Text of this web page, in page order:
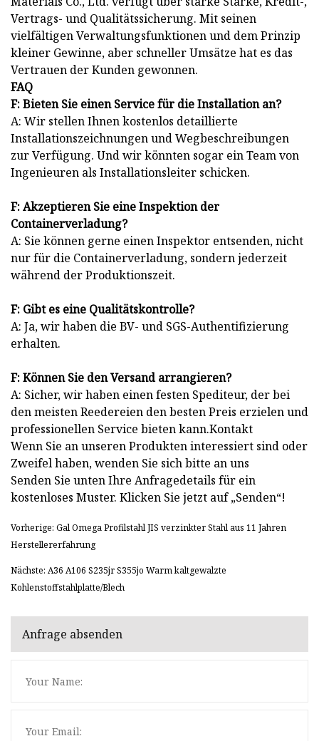
Vertrags- und Qualitätssicherung. Mit seinen
vielfältigen Verwaltungsfunktionen und dem Prinzip
kleiner Gewinne, aber schneller Umsätze hat es das
Vertrauen der Kunden gewonnen.
FAQ
F: Bieten Sie einen Service für die Installation an?
A: Wir stellen Ihnen kostenlos detaillierte
Installationszeichnungen und Wegbeschreibungen
zur Verfügung. Und wir könnten sogar ein Team von
Ingenieuren als Installationsleiter schicken.
F: Akzeptieren Sie eine Inspektion der
Containerverladung?
A: Sie können gerne einen Inspektor entsenden, nicht
nur für die Containerverladung, sondern jederzeit
während der Produktionszeit.
F: Gibt es eine Qualitätskontrolle?
A: Ja, wir haben die BV- und SGS-Authentifizierung
erhalten.
F: Können Sie den Versand arrangieren?
A: Sicher, wir haben einen festen Spediteur, der bei
den meisten Reedereien den besten Preis erzielen und
professionellen Service bieten kann.Kontakt
Wenn Sie an unseren Produkten interessiert sind oder
Zweifel haben, wenden Sie sich bitte an uns
Senden Sie unten Ihre Anfragedetails für ein
kostenloses Muster. Klicken Sie jetzt auf „Senden“!
Vorherige: Gal Omega Profilstahl JIS verzinkter Stahl aus 11 Jahren
Herstellererfahrung
Nächste: A36 A106 S235jr S355jo Warm kaltgewalzte
Kohlenstoffstahlplatte/Blech
Anfrage absenden